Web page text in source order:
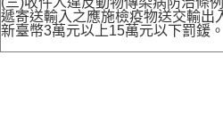
遞寄送輸入之應施檢疫物送交輸出
新臺幣3萬元以上15萬元以下罰鍰。